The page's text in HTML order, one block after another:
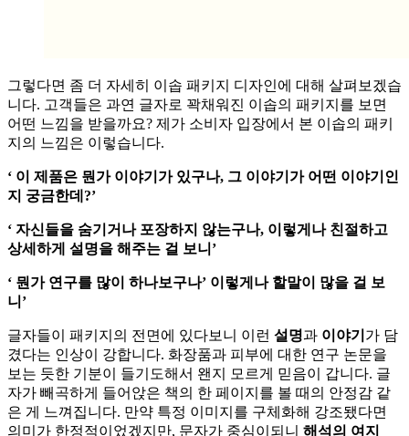
그렇다면 좀 더 자세히 이솝 패키지 디자인에 대해 살펴보겠습
니다. 고객들은 과연 글자로 꽉채워진 이솝의 패키지를 보면
어떤 느낌을 받을까요? 제가 소비자 입장에서 본 이솝의 패키
지의 느낌은 이렇습니다.
‘ 이 제품은 뭔가 이야기가 있구나, 그 이야기가 어떤 이야기인
지 궁금한데?’
‘ 자신들을 숨기거나 포장하지 않는구나, 이렇게나 친절하고
상세하게 설명을 해주는 걸 보니’
‘ 뭔가 연구를 많이 하나보구나’ 이렇게나 할말이 많을 걸 보
니’
글자들이 패키지의 전면에 있다보니 이런 설명과 이야기 가 담
겼다는 인상이 강합니다. 화장품과 피부에 대한 연구 논문을
보는 듯한 기분이 들기도해서 왠지 모르게 믿음이 갑니다. 글
자가 빼곡하게 들어앉은 책의 한 페이지를 볼 때의 안정감 같
은 게 느껴집니다. 만약 특정 이미지를 구체화해 강조됐다면
의미가 한정적이었겠지만, 문자가 중심이되니 해석의 여지